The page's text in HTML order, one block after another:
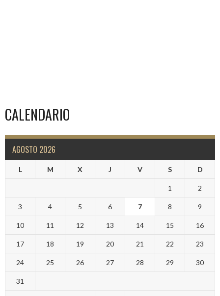
CALENDARIO
AGOSTO 2026
L M X J V S D
1 2
3 4 5 6 7 8 9
10 11 12 13 14 15 16
17 18 19 20 21 22 23
24 25 26 27 28 29 30
31